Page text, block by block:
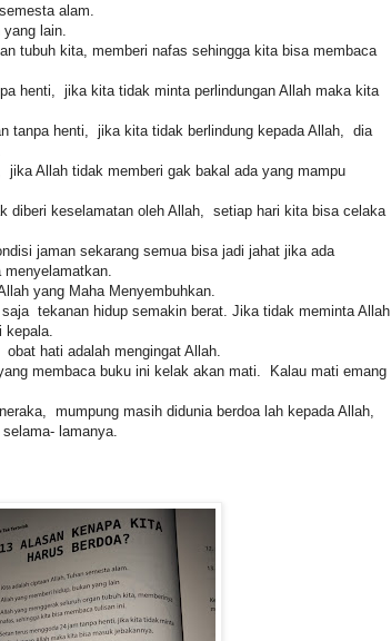
alam.
lain.
tubuh kita, memberi nafas sehingga kita bisa membaca
henti, jika kita tidak minta perlindungan Allah maka kita
tanpa henti, jika kita tidak berlindung kepada Allah, dia
Allah tidak memberi gak bakal ada yang mampu
diberi keselamatan oleh Allah, setiap hari kita bisa celaka
jaman sekarang semua bisa jadi jahat jika ada
yang Maha Menyembuhkan.
tekanan hidup semakin berat. Jika tidak meminta Allah
hati adalah mengingat Allah.
membaca buku ini kelak akan mati. Kalau mati emang
mumpung masih didunia berdoa lah kepada Allah,
lamanya.